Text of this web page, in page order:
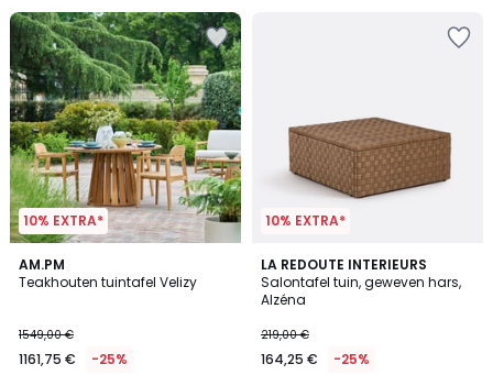
10% EXTRA*
AM.PM
Teakhouten tuintafel Velizy
1549,00 €
1161,75 € -25%
10% EXTRA*
LA REDOUTE INTERIEURS
Salontafel tuin, geweven hars,
Alzéna
219,00 €
164,25 € -25%